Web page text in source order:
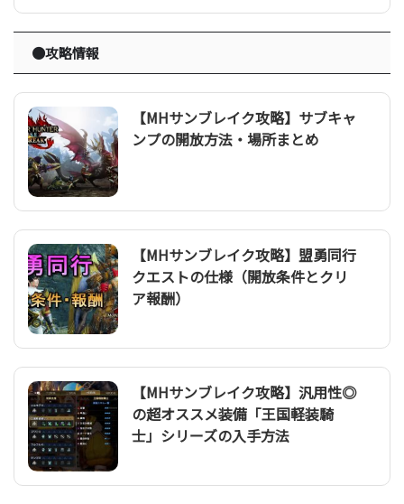
●攻略情報
【MHサンブレイク攻略】サブキャ
ンプの開放方法・場所まとめ
【MHサンブレイク攻略】盟勇同行
クエストの仕様（開放条件とクリ
ア報酬）
【MHサンブレイク攻略】汎用性◎
の超オススメ装備「王国軽装騎
士」シリーズの入手方法